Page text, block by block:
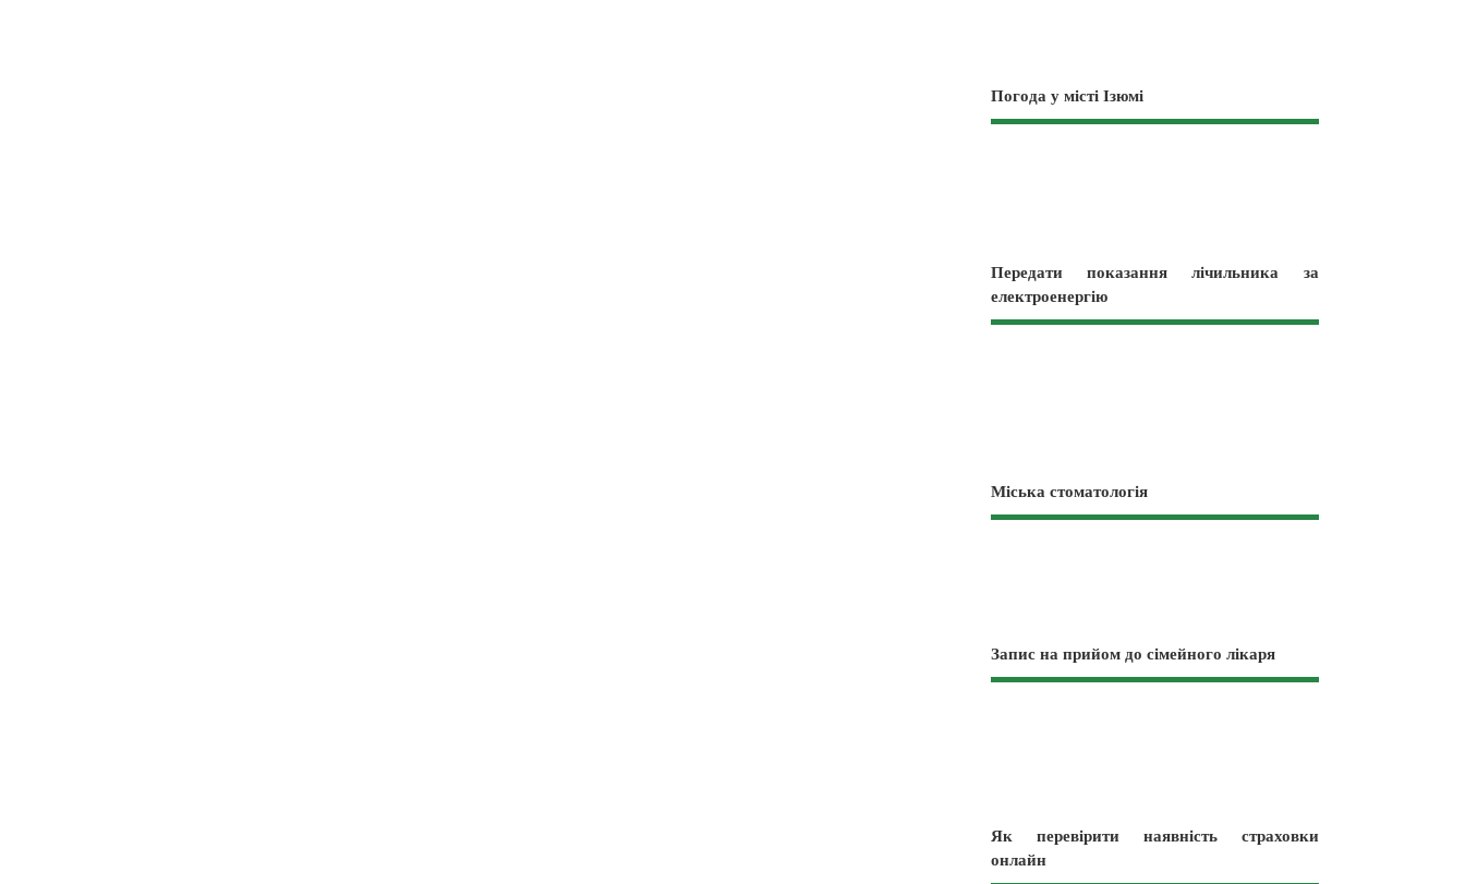
Погода у місті Ізюмі
Передати показання лічильника за
електроенергію
Міська стоматологія
Запис на прийом до сімейного лікаря
Як перевірити наявність страховки
онлайн